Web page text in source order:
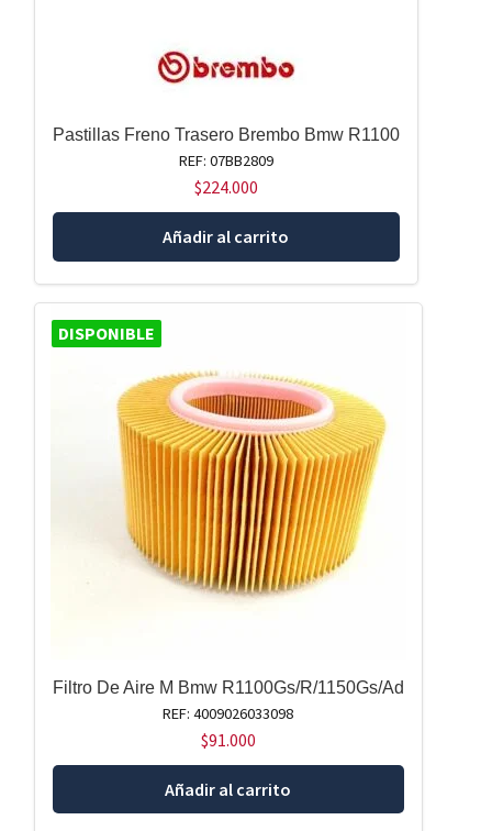
Pastillas Freno Trasero Brembo Bmw R1100
REF: 07BB2809
$224.000
Añadir al carrito
DISPONIBLE
Filtro De Aire M Bmw R1100Gs/R/1150Gs/Ad
REF: 4009026033098
$91.000
Añadir al carrito